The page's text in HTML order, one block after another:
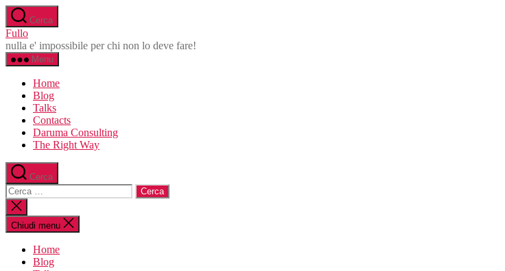
Salta
al
contenuto
Cerca
Fullo
nulla e' impossibile per chi non lo deve fare!
Menu
Home
Blog
Talks
Contacts
Daruma Consulting
The Right Way
Cerca
Cerca:
Chiudi
la
ricerca
Chiudi menu
Home
Blog